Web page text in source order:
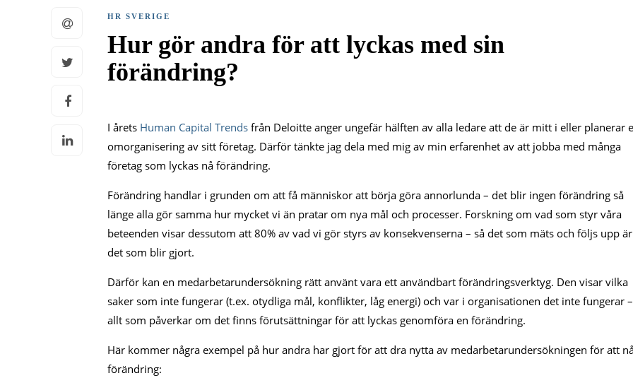
HR SVERIGE
Hur gör andra för att lyckas med sin
förändring?
I årets Human Capital Trends från Deloitte anger ungefär hälften av alla ledare att de är mitt i eller planerar
omorganisering av sitt företag. Därför tänkte jag dela med mig av min erfarenhet av att jobba med många
företag som lyckas nå förändring.
Förändring handlar i grunden om att få människor att börja göra annorlunda – det blir ingen förändring så
länge alla gör samma hur mycket vi än pratar om nya mål och processer. Forskning om vad som styr våra
beteenden visar dessutom att 80% av vad vi gör styrs av konsekvenserna – så det som mäts och följs upp är
det som blir gjort.
Därför kan en medarbetarundersökning rätt använt vara ett användbart förändringsverktyg. Den visar vilka
saker som inte fungerar (t.ex. otydliga mål, konflikter, låg energi) och var i organisationen det inte fungerar –
allt som påverkar om det finns förutsättningar för att lyckas genomföra en förändring.
Här kommer några exempel på hur andra har gjort för att dra nytta av medarbetarundersökningen för att
förändring: